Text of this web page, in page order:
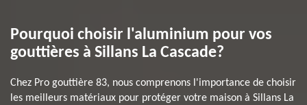
Pourquoi choisir l'aluminium pour vos
gouttières à Sillans La Cascade?
Chez Pro gouttière 83, nous comprenons l'importance de choisir
les meilleurs matériaux pour protéger votre maison à Sillans La